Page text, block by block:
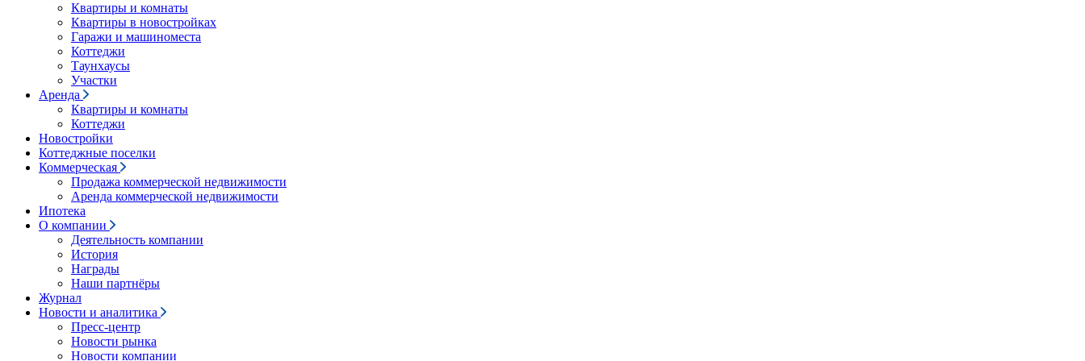
Квартиры и комнаты
Квартиры в новостройках
Гаражи и машиноместа
Коттеджи
Таунхаусы
Участки
Аренда
Квартиры и комнаты
Коттеджи
Новостройки
Коттеджные поселки
Коммерческая
Продажа коммерческой недвижимости
Аренда коммерческой недвижимости
Ипотека
О компании
Деятельность компании
История
Награды
Наши партнёры
Журнал
Новости и аналитика
Пресс-центр
Новости рынка
Новости компании